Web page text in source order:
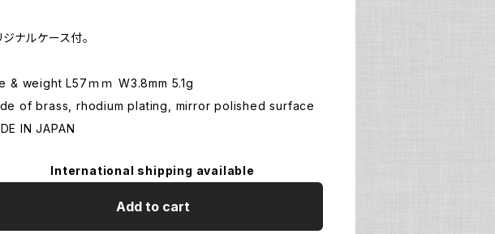
ジナルケース付。
& weight L57ｍｍ W3.8mm 5.1g
of brass, rhodium plating, mirror polished surface
IN JAPAN
International shipping available
Add to cart